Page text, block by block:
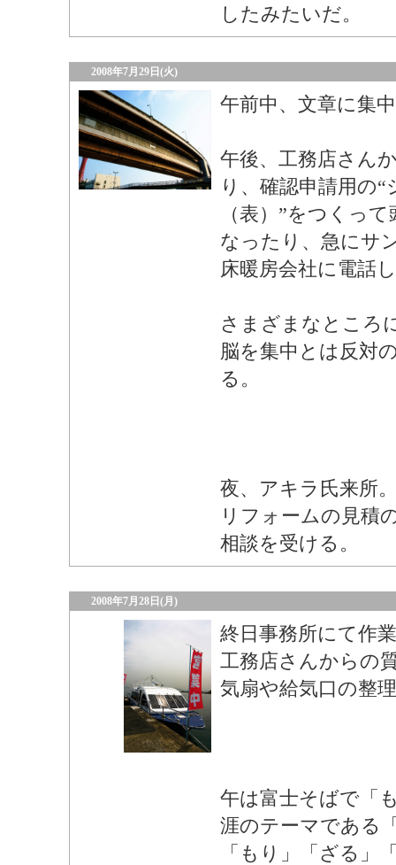
したみたいだ。
2008年7月29日(火)
午前中、文章に集
午後、工務店さん
り、確認申請用の
（表）”をつく
なったり、急にサ
床暖房会社に電話
さまざまなところ
脳を集中とは反対
る。
夜、アキラ氏来所
リフォームの見積
相談を受ける。
2008年7月28日(月)
終日事務所にて作
工務店さんからの
気扇や給気口の整
午は富士そばで「
涯のテーマである
「もり」「ざる」